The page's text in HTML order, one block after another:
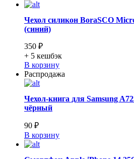
Чехол силикон BoraSCO
(синий)
350 ₽
+ 5 кешбэк
В корзину
Распродажа
Чехол-книга для Samsung
чёрный
90 ₽
В корзину